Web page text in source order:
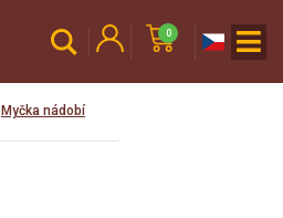
0
Myčka nádobí